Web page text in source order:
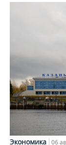
Экономика 06